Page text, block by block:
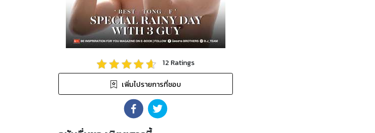
12 Ratings
เพิ่มไปรายการที่ชอบ